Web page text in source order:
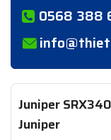
0568 388
Juniper
Juniper